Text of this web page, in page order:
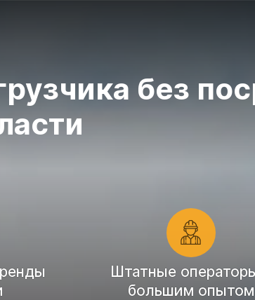
без
Штатные
большим опытом